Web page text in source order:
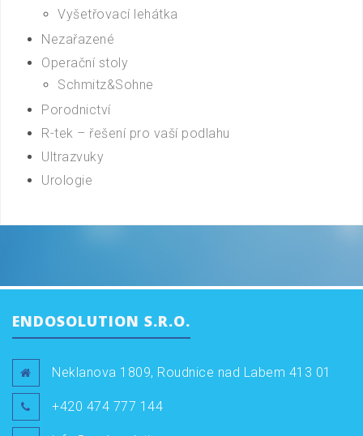
Vyšetřovací lehátka
Nezařazené
Operační stoly
Schmitz&Sohne
Porodnictví
R-tek – řešení pro vaší podlahu
Ultrazvuky
Urologie
ENDOSOLUTION S.R.O.
Neklanova 1809, Roudnice nad Labem 413 01
+420 474 777 144